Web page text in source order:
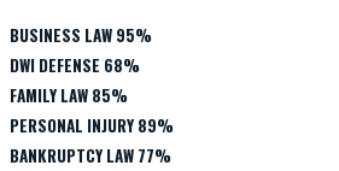
BUSINESS LAW 95%
DWI DEFENSE 68%
FAMILY LAW 85%
PERSONAL INJURY 89%
BANKRUPTCY LAW 77%